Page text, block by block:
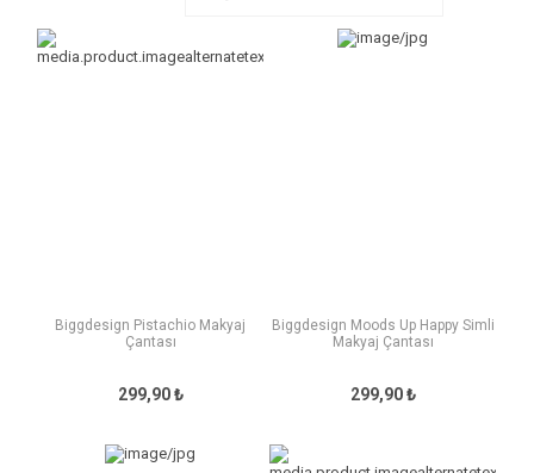
Biggdesign Pistachio Makyaj
Çantası
299,90 ₺
Biggdesign Moods Up Happy Simli
Makyaj Çantası
299,90 ₺